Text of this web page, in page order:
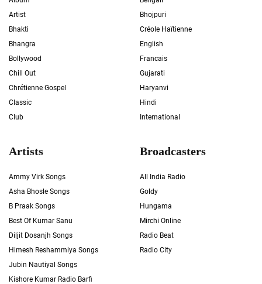
Artist
Bhakti
Bhangra
Bollywood
Chill Out
Chrétienne Gospel
Classic
Club
Bhojpuri
Créole Haïtienne
English
Francais
Gujarati
Haryanvi
Hindi
International
Artists
Ammy Virk Songs
Asha Bhosle Songs
B Praak Songs
Best Of Kumar Sanu
Diljit Dosanjh Songs
Himesh Reshammiya Songs
Jubin Nautiyal Songs
Kishore Kumar Radio Barfi
Broadcasters
All India Radio
Goldy
Hungama
Mirchi Online
Radio Beat
Radio City